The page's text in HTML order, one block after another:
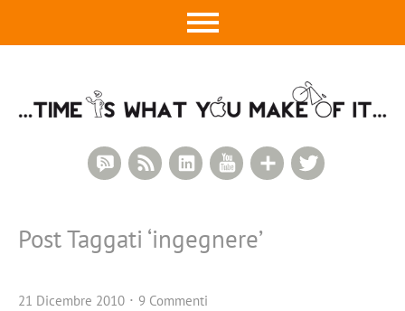
Google+
YouTube
LinkedIn
RSS Feed
RSS Comments
Post Taggati ‘ingegnere’
21 Dicembre 2010 9 Commenti